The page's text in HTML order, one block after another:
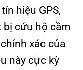
hiệu GPS,
cứu hộ cầm
xác của
này cực kỳ